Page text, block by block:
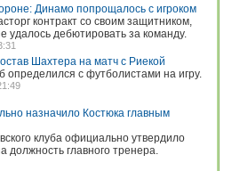
Динамо попрощалось с игроком
контракт со своим защитником,
удалось дебютировать за команду.
Шахтера на матч с Риекой
определился с футболистами на игру.
назначило Костюка главным
клуба официально утвердило
должность главного тренера.